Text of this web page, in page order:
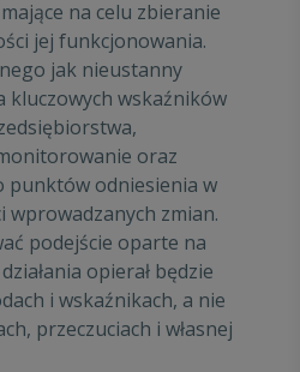
na celu zbieranie
jej funkcjonowania.
jak nieustanny
kluczowych wskaźników
oraz
punktów odniesienia w
wprowadzanych zmian.
podejście oparte na
opierał będzie
i wskaźnikach, a nie
przeczuciach i własnej